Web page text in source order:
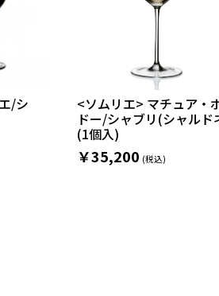
/シ <ソムリエ> マチュア・
ドー/シャブリ(シャルド
(1個入)
￥35,200